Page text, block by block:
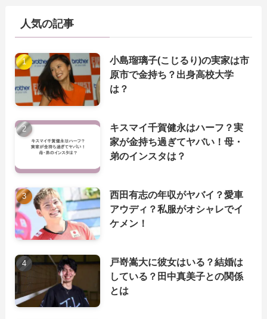
人気の記事
小島瑠璃子(こじるり)の実家は市
原市で金持ち？出身高校大学
は？
キスマイ千賀健永はハーフ？実
家が金持ち過ぎてヤバい！母・
弟のインスタは？
西田有志の年収がヤバイ？愛車
アウディ？私服がオシャレでイ
ケメン！
戸嵜嵩大に彼女はいる？結婚は
している？田中真美子との関係
とは